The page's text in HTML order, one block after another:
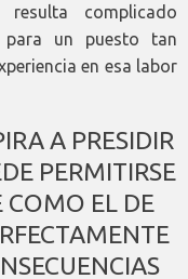
resulta complicado
un puesto tan
en esa labor
A PRESIDIR
PERMITIRSE
COMO EL DE